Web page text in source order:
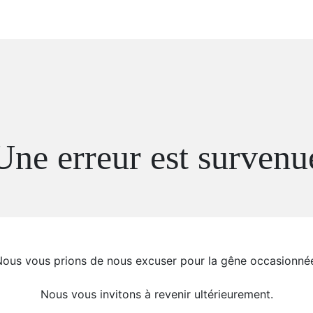
erreur est
vous prions de nous excuser pour la gêne
Nous vous invitons à revenir ultérieurement.